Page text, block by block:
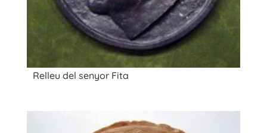
Relleu del senyor Fita